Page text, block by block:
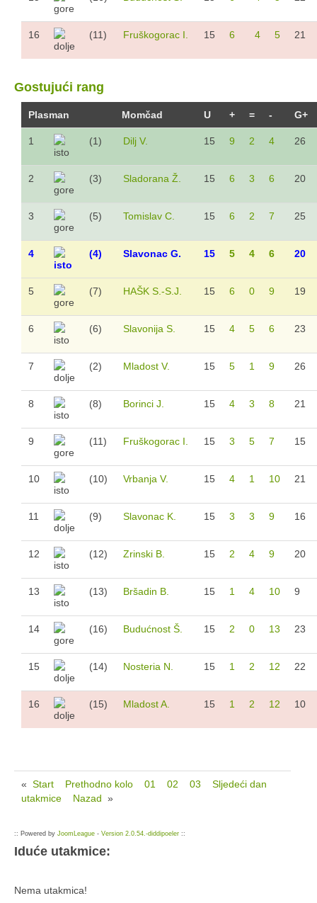
16 (11) Fruškogorac I. 15 6 4 5 21
Gostujući rang
Plasman Momčad U + = - G+
1 (1) Dilj V. 15 9 2 4 26
2 (3) Sladorana Ž. 15 6 3 6 20
3 (5) Tomislav C. 15 6 2 7 25
4 (4) Slavonac G. 15 5 4 6 20
5 (7) HAŠK S.-S.J. 15 6 0 9 19
6 (6) Slavonija S. 15 4 5 6 23
7 (2) Mladost V. 15 5 1 9 26
8 (8) Borinci J. 15 4 3 8 21
9 (11) Fruškogorac I. 15 3 5 7 15
10 (10) Vrbanja V. 15 4 1 10 21
11 (9) Slavonac K. 15 3 3 9 16
12 (12) Zrinski B. 15 2 4 9 20
13 (13) Bršadin B. 15 1 4 10 9
14 (16) Budućnost Š. 15 2 0 13 23
15 (14) Nosteria N. 15 1 2 12 22
16 (15) Mladost A. 15 1 2 12 10
« Start Prethodno kolo 01 02 03
Sljedeći dan
utakmice
Nazad »
:: Powered by JoomLeague - Version 2.0.54.-diddipoeler ::
Iduće utakmice:
Nema utakmica!